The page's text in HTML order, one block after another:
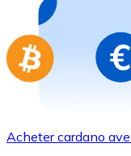
Aller à la
Acheter cardano